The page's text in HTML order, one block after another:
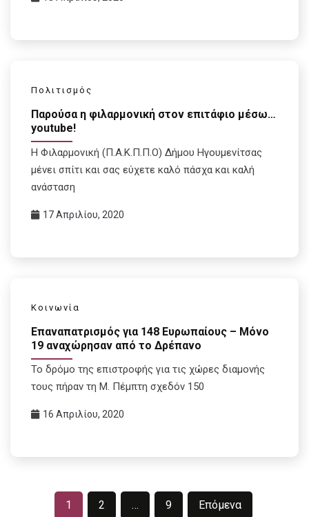
Πολιτισμός
Παρούσα η φιλαρμονική στον επιτάφιο μέσω…
youtube!
Η Φιλαρμονική (Π.Α.Κ.Π.Π.Ο) Δήμου Ηγουμενίτσας
μένει σπίτι και σας εύχετε καλό πάσχα και καλή
ανάσταση
17 Απριλίου, 2020
Κοινωνία
Επαναπατρισμός για 148 Ευρωπαίους – Μόνο
19 αναχώρησαν από το Δρέπανο
Το δρόμο της επιστροφής για τις χώρες διαμονής
τους πήραν τη Μ. Πέμπτη σχεδόν 150
16 Απριλίου, 2020
Σελιδοποίηση
1 2 … 9 Επόμενα